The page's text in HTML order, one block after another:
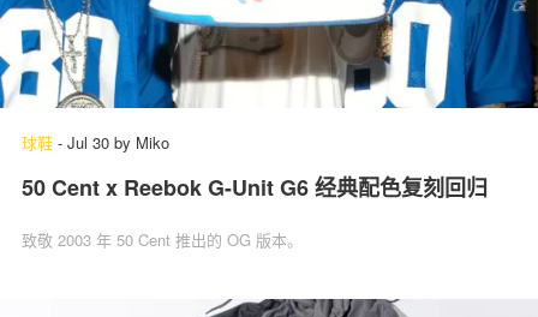
球鞋 - Jul 30 by Miko
50 Cent x Reebok G-Unit G6 经典配色复刻回归
致敬 2003 年 50 Cent 推出的 OG 版本。